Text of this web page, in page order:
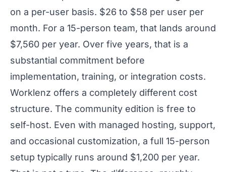
on a per-user basis. $26 to $58 per user per
month. For a 15-person team, that lands around
$7,560 per year. Over five years, that is a
substantial commitment before
implementation, training, or integration costs.
Worklenz offers a completely different cost
structure. The community edition is free to
self-host. Even with managed hosting, support,
and occasional customization, a full 15-person
setup typically runs around $1,200 per year.